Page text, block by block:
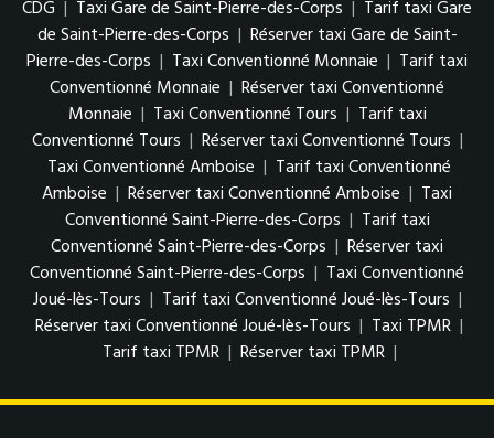
CDG | Taxi Gare de Saint-Pierre-des-Corps | Tarif taxi Gare
de Saint-Pierre-des-Corps | Réserver taxi Gare de Saint-
Pierre-des-Corps | Taxi Conventionné Monnaie | Tarif taxi
Conventionné Monnaie | Réserver taxi Conventionné
Monnaie | Taxi Conventionné Tours | Tarif taxi
Conventionné Tours | Réserver taxi Conventionné Tours |
Taxi Conventionné Amboise | Tarif taxi Conventionné
Amboise | Réserver taxi Conventionné Amboise | Taxi
Conventionné Saint-Pierre-des-Corps | Tarif taxi
Conventionné Saint-Pierre-des-Corps | Réserver taxi
Conventionné Saint-Pierre-des-Corps | Taxi Conventionné
Joué-lès-Tours | Tarif taxi Conventionné Joué-lès-Tours |
Réserver taxi Conventionné Joué-lès-Tours | Taxi TPMR |
Tarif taxi TPMR | Réserver taxi TPMR |